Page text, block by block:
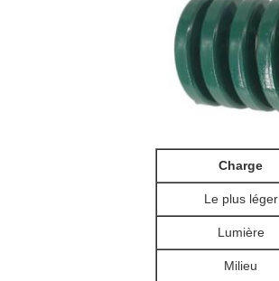
Charge
Le plus léger
Lumière
Milieu